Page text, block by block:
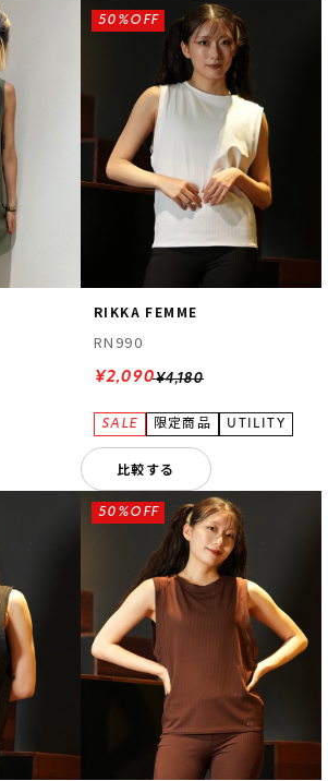
RIKKA FEMME
RN990
¥4,180
50%OFF
¥2,090
比較する
50%OFF